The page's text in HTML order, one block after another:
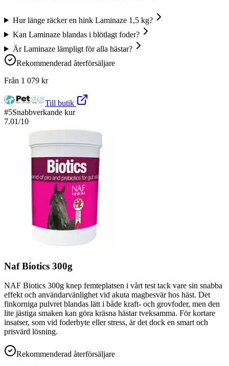
Hur länge räcker en hink Laminaze 1,5 kg?
Kan Laminaze blandas i blötlagt foder?
Är Laminaze lämpligt för alla hästar?
Rekommenderad återförsäljare
Från 1 079 kr
Till butik
#5Snabbverkande kur
7.01/10
Naf Biotics 300g
NAF Biotics 300g knep femteplatsen i vårt test tack vare sin snabba
effekt och användarvänlighet vid akuta magbesvär hos häst. Det
finkorniga pulvret blandas lätt i både kraft- och grovfoder, men den
lite jästiga smaken kan göra kräsna hästar tveksamma. För kortare
insatser, som vid foderbyte eller stress, är det dock en smart och
prisvärd lösning.
Rekommenderad återförsäljare